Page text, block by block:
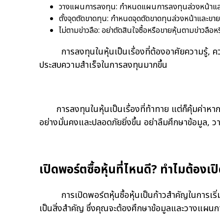
วางแผนการลงทุน: กำหนดแผนการลงทุนล่วงหน้าแ
ตั้งจุดตัดขาดทุน: กำหนดจุดตัดขาดทุนล่วงหน้าและข
ไม่ตามข่าวลือ: อย่าตัดสินใจซื้อหรือขายหุ้นตามข่าวลื
การลงทุนในหุ้นเป็นเรื่องที่ต้องอาศัยความรู้, คว
ประสบความสำเร็จในการลงทุนมากขึ้น
การลงทุนในหุ้นเป็นเรื่องที่ท้าทาย แต่ก็คุ้มค่าห
อย่างมั่นคงและปลอดภัยยิ่งขึ้น อย่าลืมศึกษาข้อมูล,
เปิดพอร์ตซื้อหุ้นที่ไหนดี? ทำไมต้อง
การเปิดพอร์ตหุ้นซื้อหุ้นเป็นก้าวสำคัญในการเริ่ม
เป็นสิ่งสำคัญ ซึ่งคุณจะต้องศึกษาข้อมูลและวางแผน